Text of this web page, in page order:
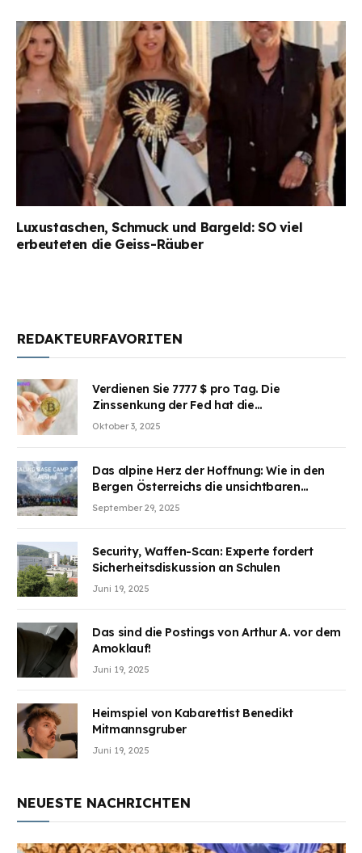
Luxustaschen, Schmuck und Bargeld: SO viel
erbeuteten die Geiss-Räuber
REDAKTEURFAVORITEN
Verdienen Sie 7777 $ pro Tag. Die
Zinssenkung der Fed hat die
Aufmerksamkeit des Marktes erregt.
Oktober 3, 2025
Das alpine Herz der Hoffnung: Wie in den
Bergen Österreichs die unsichtbaren
Wunden des Kriegesheilen
September 29, 2025
Security, Waffen-Scan: Experte fordert
Sicherheitsdiskussion an Schulen
Juni 19, 2025
Das sind die Postings von Arthur A. vor dem
Amoklauf!
Juni 19, 2025
Heimspiel von Kabarettist Benedikt
Mitmannsgruber
Juni 19, 2025
NEUESTE NACHRICHTEN